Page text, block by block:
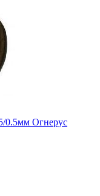
0.5мм Огнерус